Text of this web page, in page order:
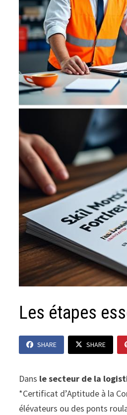
Les étapes
SHARE SHARE
Dans le secteur de la
*Certificat d’Aptitude à la
élévateurs ou des ponts